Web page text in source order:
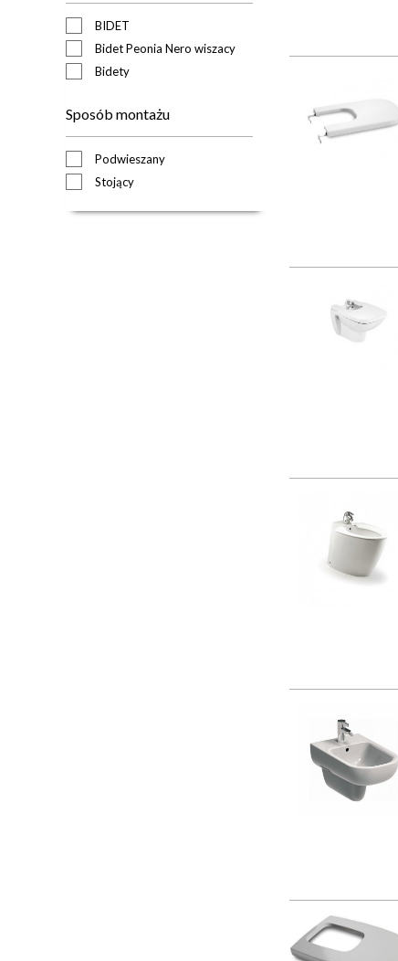
BIDET
Bidet Peonia Nero wiszacy
Bidety
Sposób montażu
Podwieszany
Stojący